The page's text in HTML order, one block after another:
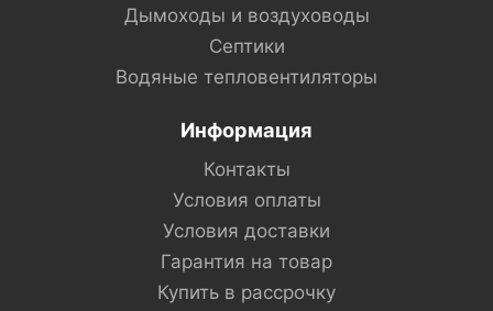
Дымоходы и воздуховоды
Септики
Водяные тепловентиляторы
Информация
Контакты
Условия оплаты
Условия доставки
Гарантия на товар
Купить в рассрочку